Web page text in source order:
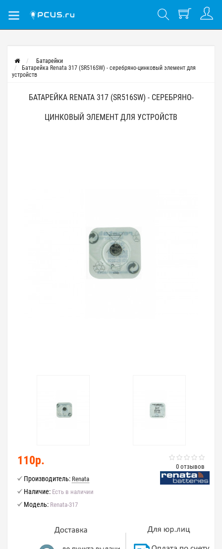
Батарейки
Батарейка Renata 317 (SR516SW) - серебряно-цинковый элемент для
устройств
БАТАРЕЙКА RENATA 317 (SR516SW) - СЕРЕБРЯНО-
ЦИНКОВЫЙ ЭЛЕМЕНТ ДЛЯ УСТРОЙСТВ
0 отзывов
110р.
Производитель: Renata
Наличие: Есть в наличии
Модель: Renata-317